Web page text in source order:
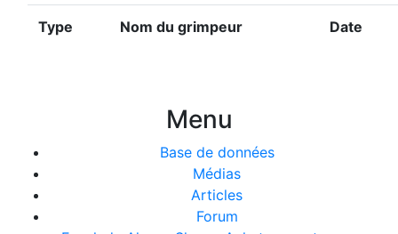
Type Nom du grimpeur Date
Menu
Base de données
Médias
Articles
Forum